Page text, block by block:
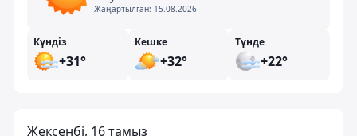
Жаңартылған: 15.08.2026
Күндіз
+31°
Кешке
+32°
Түнде
+22°
Жексенбі, 16 тамыз